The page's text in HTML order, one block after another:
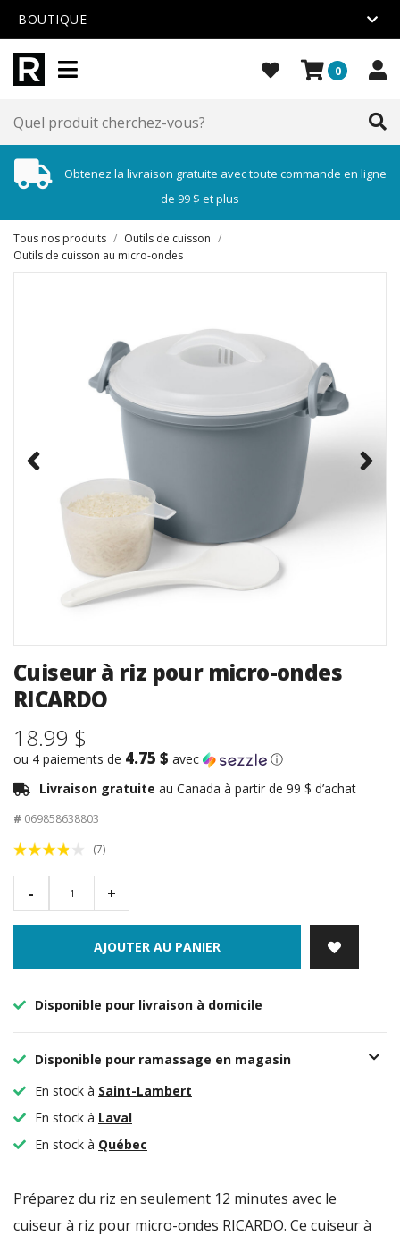
BOUTIQUE
0
Obtenez la livraison gratuite avec toute commande en ligne
de 99 $ et plus
Tous nos produits / Outils de cuisson /
Outils de cuisson au micro-ondes
Cuiseur à riz pour micro-ondes
RICARDO
18.99 $
ou 4 paiements de 4.75 $ avec
ⓘ
Livraison gratuite au Canada à partir de 99 $ d’achat
# 069858638803
(7)
- +
AJOUTER AU PANIER
Disponible pour livraison à domicile
Disponible pour ramassage en magasin
En stock à Saint-Lambert
En stock à Laval
En stock à Québec
Préparez du riz en seulement 12 minutes avec le
cuiseur à riz pour micro-ondes RICARDO. Ce cuiseur à